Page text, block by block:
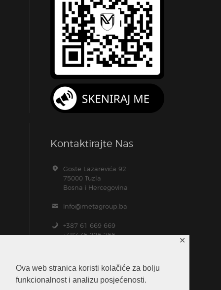
Ova web stranica koristi kolačiće za bolju
funkcionalnost i analizu posjećenosti.
✕
Kontaktirajte Nas
Goste Lazarevića 92
75000 Tuzla
Bosna i Hercegovina
info@metagroup.ba
+387 61 669 669
+387 35 226 766